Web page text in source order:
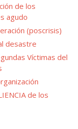
de los
agudo
(poscrisis)
desastre
Víctimas del
de los